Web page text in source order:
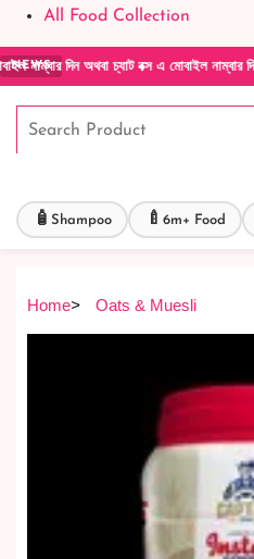
All Food Collection
NEWSচ্যাট বক্স এ মোবাইল নাম্বার দিয়ে
🧴 Shampoo 🍼 6m+ Food
Home> Oats & Muesli